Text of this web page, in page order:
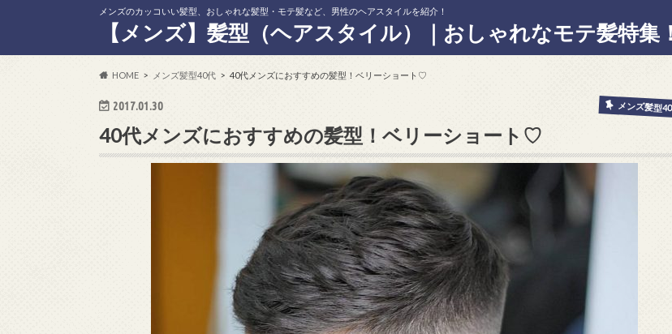
メンズのカッコいい髪型、おしゃれな髪型・モテ髪など、男性のヘアスタイルを紹介！
【メンズ】髪型（ヘアスタイル）｜おしゃれなモテ髪特集！
HOME メンズ髪型40代 40代メンズにおすすめの髪型！ベリーショート♡
2017.01.30 メンズ髪型
40代メンズにおすすめの髪型！ベリーショート♡